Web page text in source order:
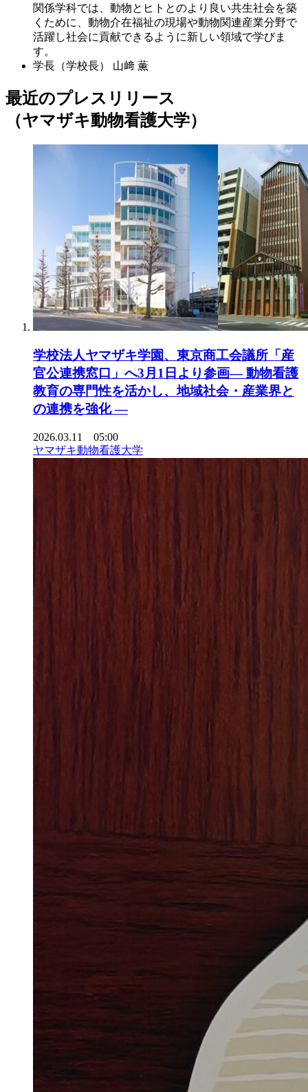
関係学科では、動物とヒトとのより良い共生社会を築
くために、動物介在福祉の現場や動物関連産業分野で
活躍し社会に貢献できるように新しい領域で学びま
す。
学長（学校長）
山﨑 薫
最近のプレスリリース
（ヤマザキ動物看護大学）
学校法人ヤマザキ学園、東京商工会議所「産
官公連携窓口」へ3月1日より参画― 動物看護
教育の専門性を活かし、地域社会・産業界と
の連携を強化 ―
2026.03.11 05:00
ヤマザキ動物看護大学